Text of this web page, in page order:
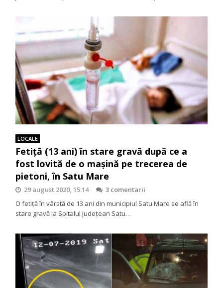
LOCALE
Fetiță (13 ani) în stare gravă după ce a
fost lovită de o mașină pe trecerea de
pietoni, în Satu Mare
29 august 2020, 15:14
3 comentarii
O fetiță în vârstă de 13 ani din municipiul Satu Mare se află în
stare gravă la Spitalul Județean Satu…